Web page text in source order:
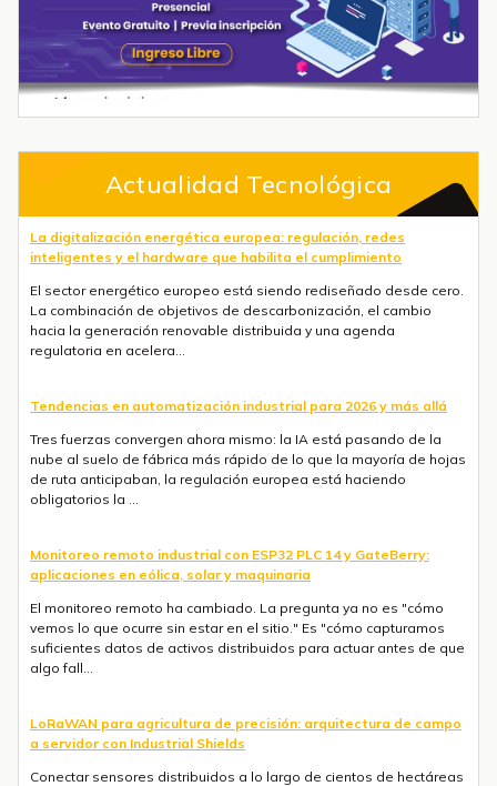
Actualidad Tecnológica
La digitalización energética europea: regulación, redes
inteligentes y el hardware que habilita el cumplimiento
El sector energético europeo está siendo rediseñado desde cero.
La combinación de objetivos de descarbonización, el cambio
hacia la generación renovable distribuida y una agenda
regulatoria en acelera...
Tendencias en automatización industrial para 2026 y más allá
Tres fuerzas convergen ahora mismo: la IA está pasando de la
nube al suelo de fábrica más rápido de lo que la mayoría de hojas
de ruta anticipaban, la regulación europea está haciendo
obligatorios la ...
Monitoreo remoto industrial con ESP32 PLC 14 y GateBerry:
aplicaciones en eólica, solar y maquinaria
El monitoreo remoto ha cambiado. La pregunta ya no es "cómo
vemos lo que ocurre sin estar en el sitio." Es "cómo capturamos
suficientes datos de activos distribuidos para actuar antes de que
algo fall...
LoRaWAN para agricultura de precisión: arquitectura de campo
a servidor con Industrial Shields
Conectar sensores distribuidos a lo largo de cientos de hectáreas